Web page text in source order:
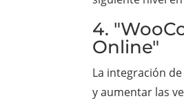
4.
Online"
La integración
y aumentar las